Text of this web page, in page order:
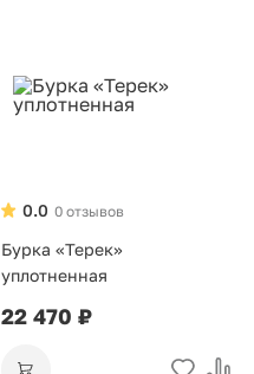
0 отзывов
0.0
Бурка «Терек»
уплотненная
22 470 ₽